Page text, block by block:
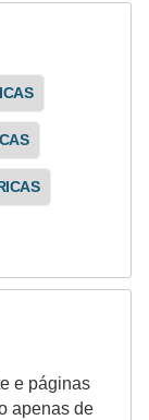
e páginas
apenas de